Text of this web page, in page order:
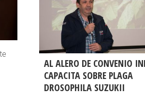
AL ALERO DE CONVENIO
CAPACITA SOBRE PLAGA
DROSOPHILA SUZUKII